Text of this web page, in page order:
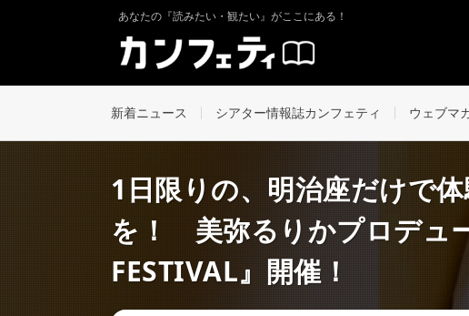
あなたの『読みたい・観たい』がここにある！
新着ニュース シアター情報誌カンフェティ ウェブマ
1日限りの、明治座だけで
を！ 美弥るりかプロデュ
FESTIVAL』開催！